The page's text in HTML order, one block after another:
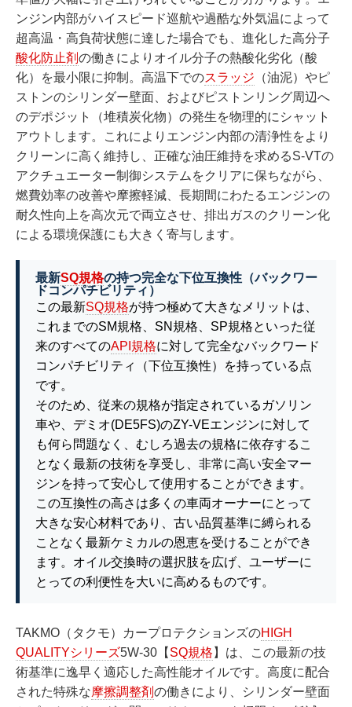
ンジン内部がハイスピード巡航や過酷な外気温によって
超高温・高負荷状態に達した場合でも、進化した高分子
酸化防止剤の働きによりオイル分子の熱酸化劣化（酸
化）を最小限に抑制。高温下でのスラッジ （油泥）やピ
ストンのシリンダー壁面、およびピストンリング周辺へ
のデポジット（堆積炭化物）の発生を物理的にシャット
アウトします。これによりエンジン内部の清浄性をより
クリーンに高く維持し、正確な油圧維持を求めるS-VTの
アクチュエーター制御システムをクリアに保ちながら、
燃費効率の改善や摩擦軽減、長期間にわたるエンジンの
耐久性向上を高次元で両立させ、排出ガスのクリーン化
による環境保護にも大きく寄与します。
最新SQ規格の持つ完全な下位互換性（バックワー
ドコンパチビリティ）
この最新SQ規格が持つ極めて大きなメリットは、
これまでのSM規格、SN規格、SP規格といった従
来のすべてのAPI規格に対して完全なバックワード
コンパチビリティ（下位互換性）を持っている点
です。
そのため、従来の規格が指定されているガソリン
車や、デミオ(DE5FS)のZY-VEエンジンに対して
も何ら問題なく、むしろ過去の規格に依存するこ
となく最新の技術を享受し、非常に高い安全マー
ジンを持って安心して使用することができます。
この互換性の高さは多くの車両オーナーにとって
大きな安心材料であり、古い品質基準に縛られる
ことなく最新ケミカルの恩恵を受けることができ
ます。オイル交換時の選択肢を広げ、ユーザーに
とっての利便性を大いに高めるものです。
TAKMO（タクモ）カープロテクションズのHIGH
QUALITYシリーズ5W-30【 SQ規格 】は、この最新の技
術基準に逸早く適応した高性能オイルです。高度に配合
された特殊な摩擦調整剤の働きにより、シリンダー壁面